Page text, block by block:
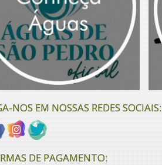
NOS EM NOSSAS REDES SOCIAIS:
DE PAGAMENTO: